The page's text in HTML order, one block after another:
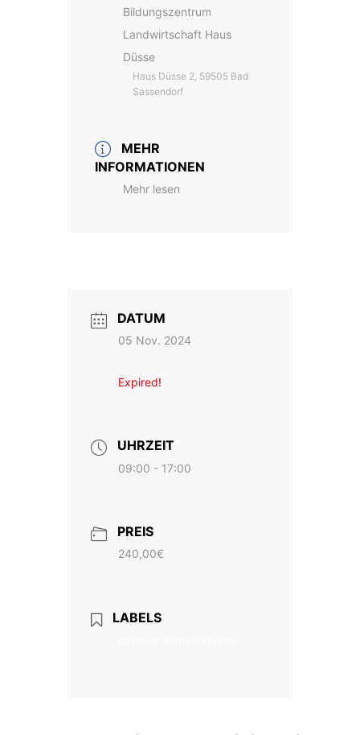
Bildungszentrum
Landwirtschaft Haus
Düsse
Haus Düsse 2, 59505 Bad
Sassendorf
MEHR
INFORMATIONEN
Mehr lesen
DATUM
05 Nov. 2024
Expired!
UHRZEIT
09:00 - 17:00
PREIS
240,00€
LABELS